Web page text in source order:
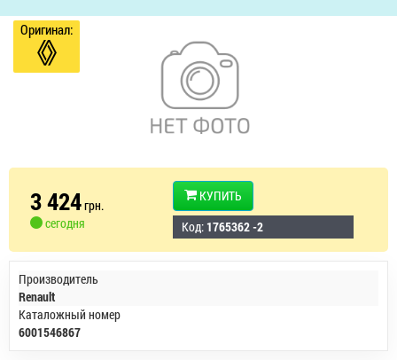
Оригинал:
3 424грн.
сегодня
КУПИТЬ
Код: 1765362 -2
Производитель
Renault
Каталожный номер
6001546867